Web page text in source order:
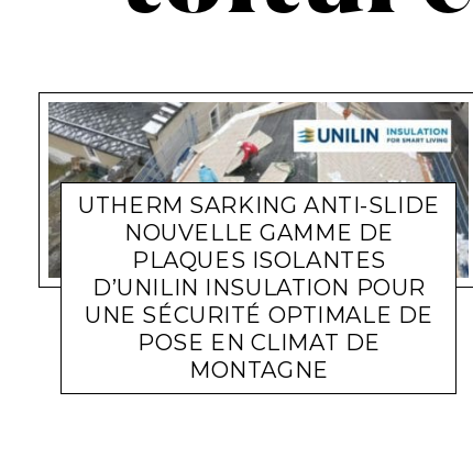
UTHERM SARKING ANTI-SLIDE
NOUVELLE GAMME DE
PLAQUES ISOLANTES
D’UNILIN INSULATION POUR
UNE SÉCURITÉ OPTIMALE DE
POSE EN CLIMAT DE
MONTAGNE
ACTUALITÉ ENTREPRISES LARA GASQUET